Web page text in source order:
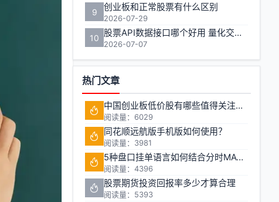
9 创业板和正常股票有什么区别
2026-07-29
10 股票API数据接口哪个好用 量化交易如何获取实时行情
2026-07-07
热门文章
中国创业板低价股有哪些值得关注的投资机会?
阅读量：6029
同花顺远航版手机版如何使用？
阅读量：3981
5种盘口挂单语言如何结合分时MACD判断买卖点
阅读量：4396
股票期货投资回报率多少才算合理
阅读量：5393